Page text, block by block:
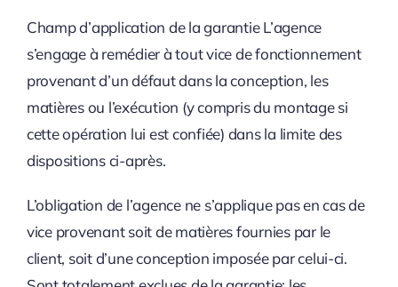
Champ d’application de la garantie L’agence
s’engage à remédier à tout vice de fonctionnement
provenant d’un défaut dans la conception, les
matières ou l’exécution (y compris du montage si
cette opération lui est confiée) dans la limite des
dispositions ci-après.
L’obligation de l’agence ne s’applique pas en cas de
vice provenant soit de matières fournies par le
client, soit d’une conception imposée par celui-ci.